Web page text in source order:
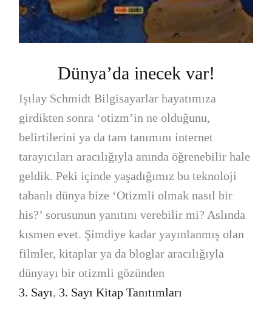
Dünya’da inecek var!
Işılay Schmidt Bilgisayarlar hayatımıza
girdikten sonra ‘otizm’in ne olduğunu,
belirtilerini ya da tam tanımını internet
tarayıcıları aracılığıyla anında öğrenebilir hale
geldik. Peki içinde yaşadığımız bu teknoloji
tabanlı dünya bize ‘Otizmli olmak nasıl bir
his?’ sorusunun yanıtını verebilir mi? Aslında
kısmen evet. Şimdiye kadar yayınlanmış olan
filmler, kitaplar ya da bloglar aracılığıyla
dünyayı bir otizmli gözünden
3. Sayı, 3. Sayı Kitap Tanıtımları